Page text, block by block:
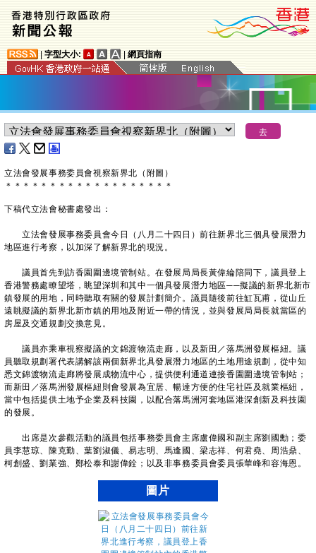
字型大小: 網頁指南
立法會發展事務委員會視察新界北（附圖）
＊ ＊ ＊ ＊ ＊ ＊ ＊ ＊ ＊ ＊ ＊ ＊ ＊ ＊ ＊ ＊ ＊ ＊ ＊
下稿代立法會秘書處發出：
立法會發展事務委員會今日（八月二十四日）前往新界北三個具發展潛力
地區進行考察，以加深了解新界北的現況。
議員首先到訪香園圍邊境管制站。在發展局局長黃偉綸陪同下，議員登上
香港警務處瞭望塔，眺望深圳和其中一個具發展潛力地區─‍─擬議的新界北新市
鎮發展的用地，同時聽取有關的發展計劃簡介。議員隨後前往缸瓦甫，從山丘
遠眺擬議的新界北新市鎮的用地及附近一帶的情況，並與發展局局長就當區的
房屋及交通規劃交換意見。
議員亦乘車視察擬議的文錦渡物流走廊，以及新田／落馬洲發展樞紐。議
員聽取規劃署代表講解該兩個新界北具發展潛力地區的土地用途規劃，從中知
悉文錦渡物流走廊將發展成物流中心，提供便利通道連接香園圍邊境管制站；
而新田／落馬洲發展樞紐則會發展為宜居、暢達方便的住宅社區及就業樞紐，
當中包括提供土地予企業及科技園，以配合落馬洲河套地區港深創新及科技園
的發展。
出席是次參觀活動的議員包括事務委員會主席盧偉國和副主席劉國勳；委
員李慧琼、陳克勤、葉劉淑儀、易志明、馬逢國、梁志祥、何君堯、周浩鼎、
柯創盛、劉業強、鄭松泰和謝偉銓；以及非事務委員會委員張華峰和容海恩。
圖片